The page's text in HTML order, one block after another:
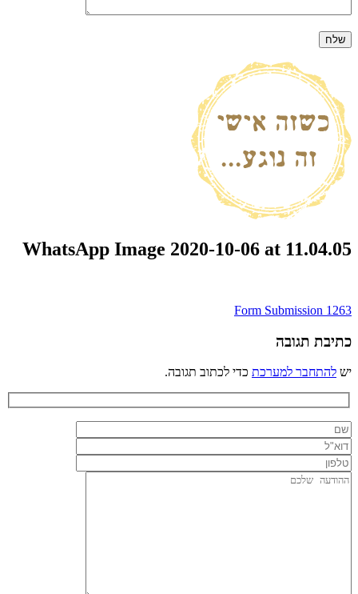
WhatsApp Image 2020-10-06 at 11.04.05
ניווט
Form Submission 1263
כתיבת תגובה
יש להתחבר למערכת כדי לכתוב תגובה.